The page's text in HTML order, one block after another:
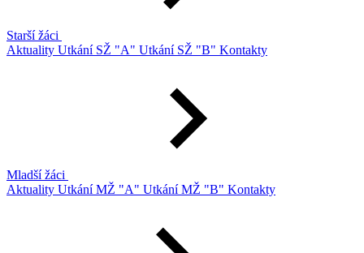
Starší žáci
Aktuality Utkání SŽ "A" Utkání SŽ "B" Kontakty
Mladší žáci
Aktuality Utkání MŽ "A" Utkání MŽ "B" Kontakty